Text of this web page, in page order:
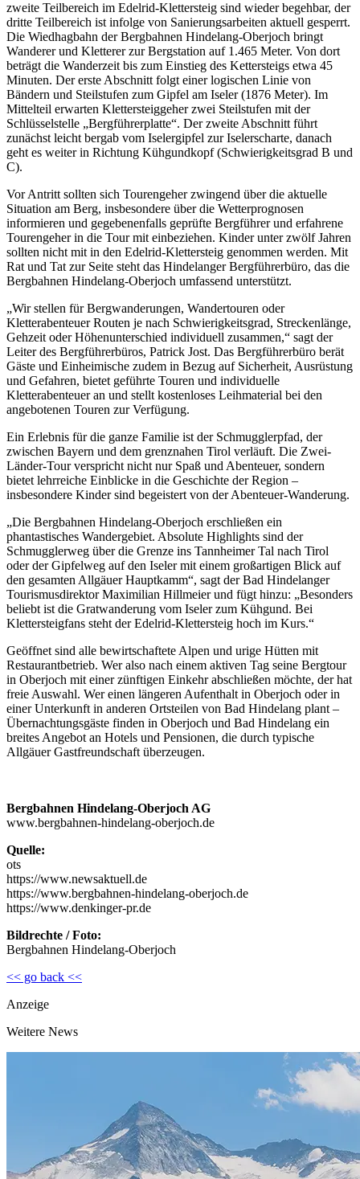
zweite Teilbereich im Edelrid-Klettersteig sind wieder begehbar, der
dritte Teilbereich ist infolge von Sanierungsarbeiten aktuell gesperrt.
Die Wiedhagbahn der Bergbahnen Hindelang-Oberjoch bringt
Wanderer und Kletterer zur Bergstation auf 1.465 Meter. Von dort
beträgt die Wanderzeit bis zum Einstieg des Kettersteigs etwa 45
Minuten. Der erste Abschnitt folgt einer logischen Linie von
Bändern und Steilstufen zum Gipfel am Iseler (1876 Meter). Im
Mittelteil erwarten Klettersteiggeher zwei Steilstufen mit der
Schlüsselstelle „Bergführerplatte“. Der zweite Abschnitt führt
zunächst leicht bergab vom Iselergipfel zur Iselerscharte, danach
geht es weiter in Richtung Kühgundkopf (Schwierigkeitsgrad B und
C).
Vor Antritt sollten sich Tourengeher zwingend über die aktuelle
Situation am Berg, insbesondere über die Wetterprognosen
informieren und gegebenenfalls geprüfte Bergführer und erfahrene
Tourengeher in die Tour mit einbeziehen. Kinder unter zwölf Jahren
sollten nicht mit in den Edelrid-Klettersteig genommen werden. Mit
Rat und Tat zur Seite steht das Hindelanger Bergführerbüro, das die
Bergbahnen Hindelang-Oberjoch umfassend unterstützt.
„Wir stellen für Bergwanderungen, Wandertouren oder
Kletterabenteuer Routen je nach Schwierigkeitsgrad, Streckenlänge,
Gehzeit oder Höhenunterschied individuell zusammen,“ sagt der
Leiter des Bergführerbüros, Patrick Jost. Das Bergführerbüro berät
Gäste und Einheimische zudem in Bezug auf Sicherheit, Ausrüstung
und Gefahren, bietet geführte Touren und individuelle
Kletterabenteuer an und stellt kostenloses Leihmaterial bei den
angebotenen Touren zur Verfügung.
Ein Erlebnis für die ganze Familie ist der Schmugglerpfad, der
zwischen Bayern und dem grenznahen Tirol verläuft. Die Zwei-
Länder-Tour verspricht nicht nur Spaß und Abenteuer, sondern
bietet lehrreiche Einblicke in die Geschichte der Region –
insbesondere Kinder sind begeistert von der Abenteuer-Wanderung.
„Die Bergbahnen Hindelang-Oberjoch erschließen ein
phantastisches Wandergebiet. Absolute Highlights sind der
Schmugglerweg über die Grenze ins Tannheimer Tal nach Tirol
oder der Gipfelweg auf den Iseler mit einem großartigen Blick auf
den gesamten Allgäuer Hauptkamm“, sagt der Bad Hindelanger
Tourismusdirektor Maximilian Hillmeier und fügt hinzu: „Besonders
beliebt ist die Gratwanderung vom Iseler zum Kühgund. Bei
Klettersteigfans steht der Edelrid-Klettersteig hoch im Kurs.“
Geöffnet sind alle bewirtschaftete Alpen und urige Hütten mit
Restaurantbetrieb. Wer also nach einem aktiven Tag seine Bergtour
in Oberjoch mit einer zünftigen Einkehr abschließen möchte, der hat
freie Auswahl. Wer einen längeren Aufenthalt in Oberjoch oder in
einer Unterkunft in anderen Ortsteilen von Bad Hindelang plant –
Übernachtungsgäste finden in Oberjoch und Bad Hindelang ein
breites Angebot an Hotels und Pensionen, die durch typische
Allgäuer Gastfreundschaft überzeugen.
Bergbahnen Hindelang-Oberjoch AG
www.bergbahnen-hindelang-oberjoch.de
Quelle:
ots
https://www.newsaktuell.de
https://www.bergbahnen-hindelang-oberjoch.de
https://www.denkinger-pr.de
Bildrechte / Foto:
Bergbahnen Hindelang-Oberjoch
<< go back <<
Anzeige
Weitere News